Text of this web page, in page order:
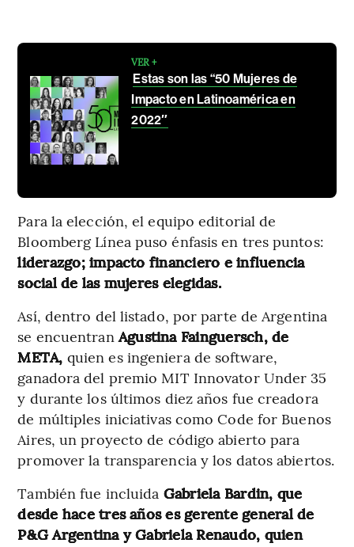
VER +
Estas son las “50 Mujeres de
Impacto en Latinoamérica en
2022″
Para la elección, el equipo editorial de
Bloomberg Línea puso énfasis en tres puntos:
liderazgo; impacto financiero e influencia
social de las mujeres elegidas.
Así, dentro del listado, por parte de Argentina
se encuentranAgustina Fainguersch, de
META, quien es ingeniera de software,
ganadora del premio MIT Innovator Under 35
y durante los últimos diez años fue creadora
de múltiples iniciativas como Code for Buenos
Aires, un proyecto de código abierto para
promover la transparencia y los datos abiertos.
También fue incluida Gabriela Bardin, que
desde hace tres años es gerente general de
P&G Argentina y Gabriela Renaudo, quien